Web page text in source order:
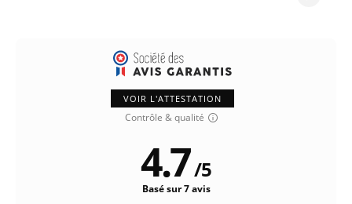
VOIR L'ATTESTATION
Contrôle & qualité
4.7/5
Basé sur 7 avis